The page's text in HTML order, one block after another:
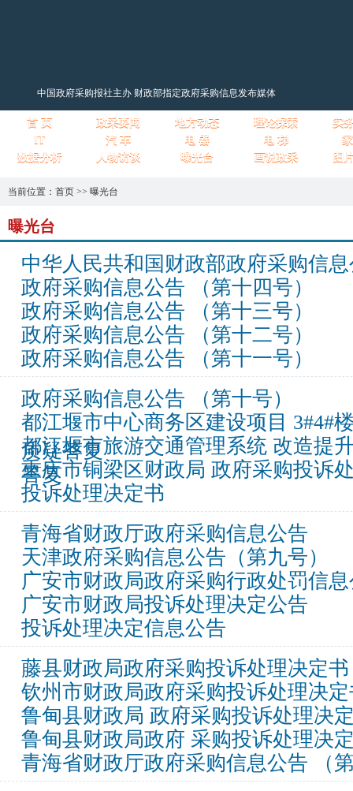
中国政府采购报社主办 财政部指定政府采购信息发布媒体
首 页 政采要闻 地方动态 理论探索
实
IT
汽 车 电 器 电 梯
数据分析
人物访谈 曝光台 画说政采 图
当前位置： 首页 >> 曝光台
曝光台
中华人民共和国财政部政府采购信
政府采购信息公告 （第十四号）
政府采购信息公告 （第十三号）
政府采购信息公告 （第十二号）
政府采购信息公告 （第十一号）
政府采购信息公告 （第十号）
都江堰市中心商务区建设项目 3#4#
质疑答复
都江堰市旅游交通管理系统 改造提
答复
重庆市铜梁区财政局 政府采购投诉
投诉处理决定书
青海省财政厅政府采购信息公告
天津政府采购信息公告（第九号）
广安市财政局政府采购行政处罚信
广安市财政局投诉处理决定公告
投诉处理决定信息公告
藤县财政局政府采购投诉处理决定书
钦州市财政局政府采购投诉处理决
鲁甸县财政局 政府采购投诉处理决
鲁甸县财政局政府 采购投诉处理决
青海省财政厅政府采购信息公告 （